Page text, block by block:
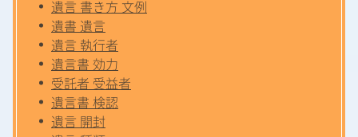
遺言 書き方 文例
遺書 遺言
遺言 執行者
遺言書 効力
受託者 受益者
遺言書 検認
遺言 開封